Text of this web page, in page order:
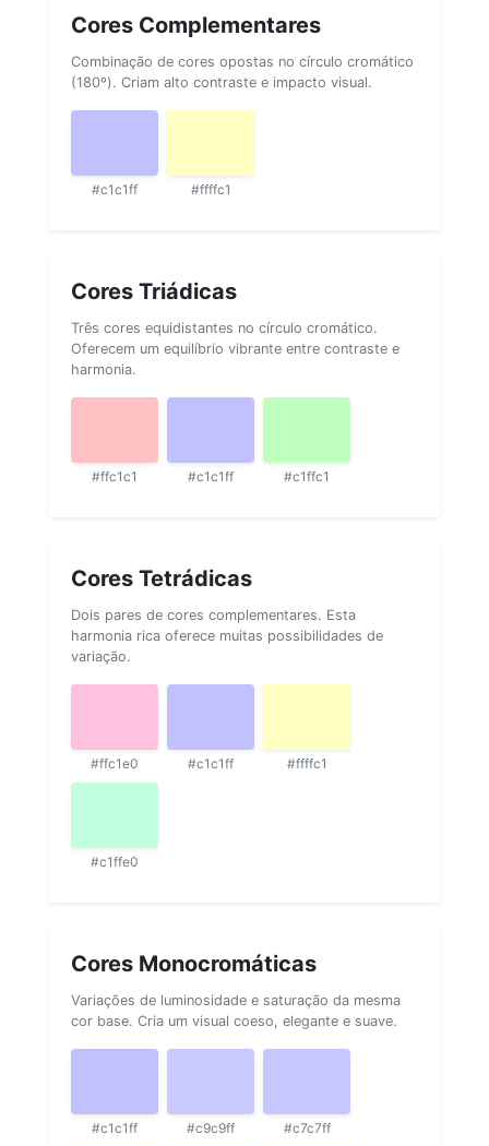
Cores Complementares
Combinação de cores opostas no círculo cromático
(180º). Criam alto contraste e impacto visual.
#c1c1ff #ffffc1
Cores Triádicas
Três cores equidistantes no círculo cromático.
Oferecem um equilíbrio vibrante entre contraste e
harmonia.
#ffc1c1 #c1c1ff #c1ffc1
Cores Tetrádicas
Dois pares de cores complementares. Esta
harmonia rica oferece muitas possibilidades de
variação.
#ffc1e0 #c1c1ff #ffffc1
#c1ffe0
Cores Monocromáticas
Variações de luminosidade e saturação da mesma
cor base. Cria um visual coeso, elegante e suave.
#c1c1ff #c9c9ff #c7c7ff